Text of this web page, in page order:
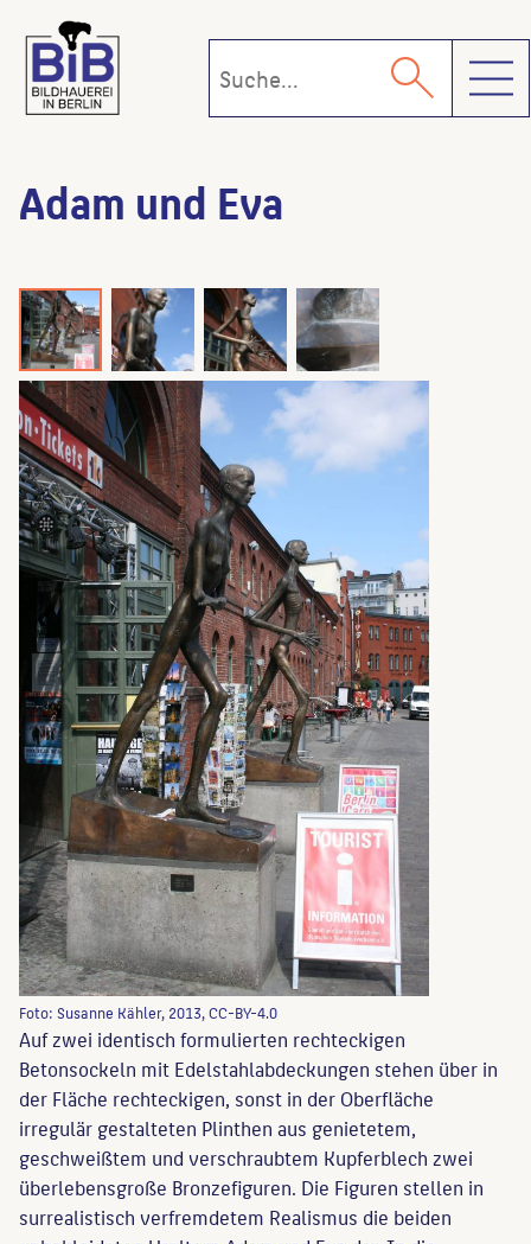
Adam und Eva
Foto: Susanne Kähler, 2013, CC-BY-4.0
Auf zwei identisch formulierten rechteckigen
Betonsockeln mit Edelstahlabdeckungen stehen über in
der Fläche rechteckigen, sonst in der Oberfläche
irregulär gestalteten Plinthen aus genietetem,
geschweißtem und verschraubtem Kupferblech zwei
überlebensgroße Bronzefiguren. Die Figuren stellen in
surrealistisch verfremdetem Realismus die beiden